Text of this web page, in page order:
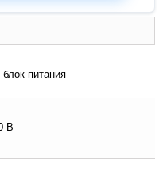
питания
В